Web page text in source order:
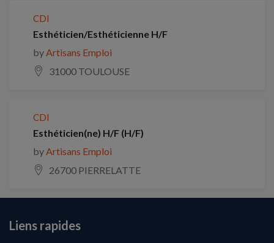
CDI
Esthéticien/Esthéticienne H/F
byArtisans Emploi
31000 TOULOUSE
CDI
Esthéticien(ne) H/F (H/F)
byArtisans Emploi
26700 PIERRELATTE
Liens rapides